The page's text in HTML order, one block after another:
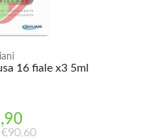
16 fiale x3 5ml
€90,60